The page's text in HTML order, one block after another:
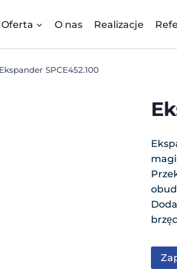
Oferta O nas Realizacje
Ekspander SPCE452.100